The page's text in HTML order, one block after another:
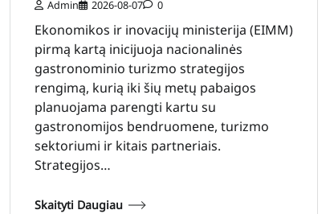
Admin 2026-08-07 0
Ekonomikos ir inovacijų ministerija (EIMM)
pirmą kartą inicijuoja nacionalinės
gastronominio turizmo strategijos
rengimą, kurią iki šių metų pabaigos
planuojama parengti kartu su
gastronomijos bendruomene, turizmo
sektoriumi ir kitais partneriais.
Strategijos…
Skaityti Daugiau